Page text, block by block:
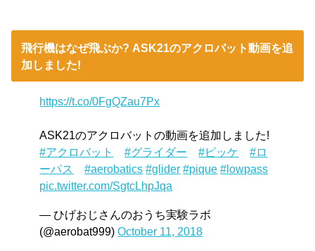
飛行機はなぜ飛ぶか? ASK21のアクロバット動画を追
加しました!
https://t.co/0FgQZau7Px
ASK21のアクロバットの動画を追加しました!
#アクロバット
#グライダー #ピッケ
#ロ
ーパス
#aerobatics #glider #pique #lowpass
pic.twitter.com/SgtcLhpJqa
— ひげおじさんのおうち実験ラボ
(@aerobat999)October 11, 2018